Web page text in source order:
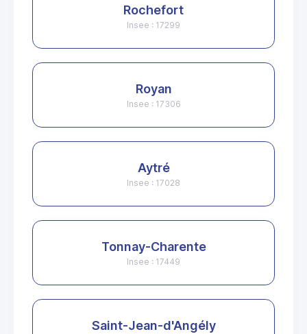
Rochefort
Insee : 17299
Royan
Insee : 17306
Aytré
Insee : 17028
Tonnay-Charente
Insee : 17449
Saint-Jean-d'Angély